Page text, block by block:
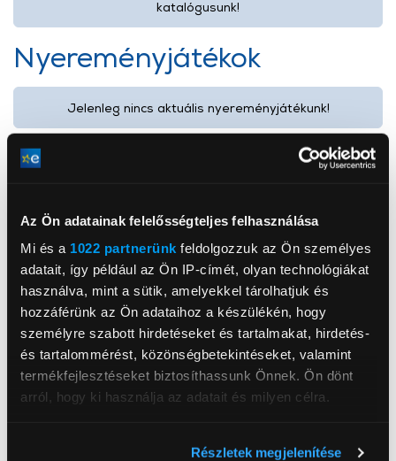
Az Ön adatainak felelősségteljes felhasználása
Mi és a 1022 partnerünk feldolgozzuk az Ön személyes
adatait, így például az Ön IP-címét, olyan technológiákat
használva, mint a sütik, amelyekkel tárolhatjuk és
hozzáférünk az Ön adataihoz a készülékén, hogy
személyre szabott hirdetéseket és tartalmakat, hirdetés-
és tartalommérést, közönségbetekintéseket, valamint
termékfejlesztéseket biztosíthassunk Önnek. Ön dönt
arról, hogy ki használja az adatait és milyen célra.
Részletek megjelenítése
katalógusunk!
Nyereményjátékok
Jelenleg nincs aktuális nyereményjátékunk!
Termékkategóriáink